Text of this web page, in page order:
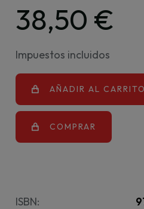
38,50 €
Impuestos incluidos
AÑADIR AL CARRITO
COMPRAR
ISBN: